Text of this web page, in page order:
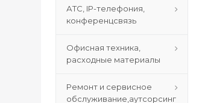
АТС, IP-телефония,
конференцсвязь
Офисная техника,
расходные материалы
Ремонт и сервисное
обслуживание,аутсорсинг